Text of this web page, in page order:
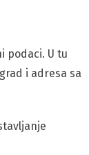
podaci. U tu
i adresa sa